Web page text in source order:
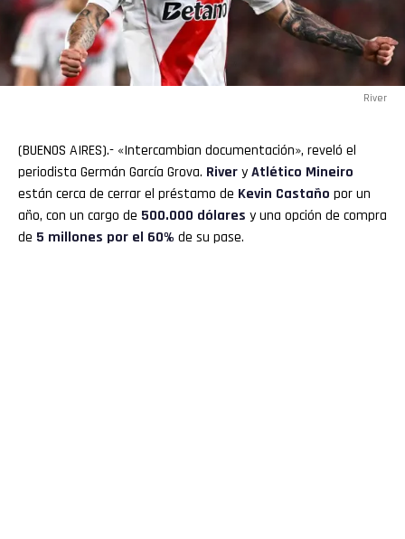
River
(BUENOS AIRES).- «Intercambian documentación», reveló el
periodista Germán García Grova. RiveryAtlético Mineiro
están cerca de cerrar el préstamo de Kevin Castaño por un
año, con un cargo de 500.000 dólares y una opción de compra
de 5 millones por el 60% de su pase.